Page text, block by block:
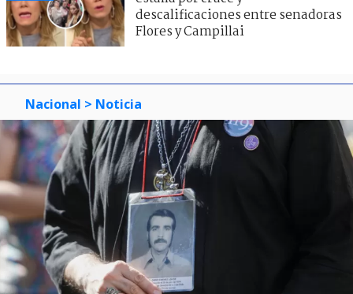
descalificaciones entre senadoras
Flores y Campillai
Nacional > Noticia